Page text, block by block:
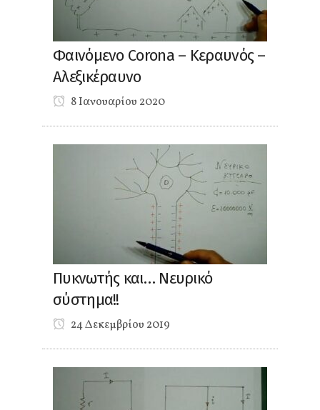
Φαινόμενο Corona – Κεραυνός –
Αλεξικέραυνο
8 Ιανουαρίου 2020
Πυκνωτής και… Νευρικό
σύστημα!!
24 Δεκεμβρίου 2019